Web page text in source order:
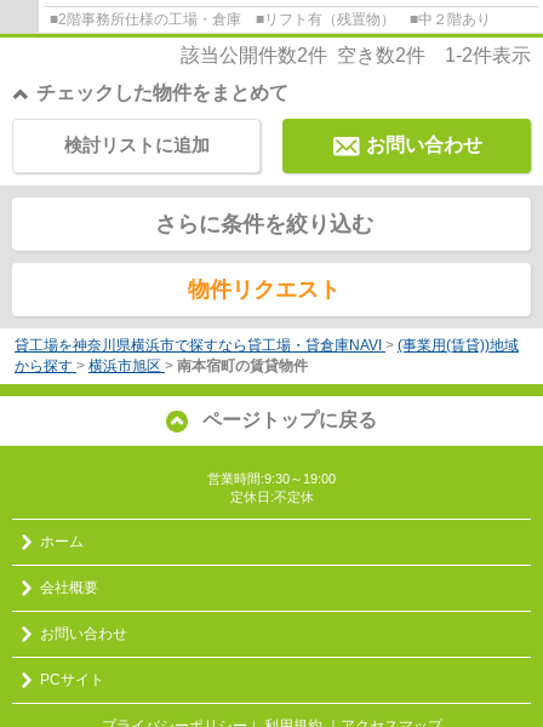
■2階事務所仕様の工場・倉庫 ■リフト有（残置物） ■中２階あり
該当公開件数2件 空き数2件 1-2件表示
チェックした物件をまとめて
お問い合わせ
検討リストに追加
さらに条件を絞り込む
物件リクエスト
貸工場を神奈川県横浜市で探すなら貸工場・貸倉庫NAVI > (事業用(賃貸))地域
から探す > 横浜市旭区 > 南本宿町の賃貸物件
ページトップに戻る
営業時間:9:30～19:00
定休日:不定休
ホーム
会社概要
お問い合わせ
PCサイト